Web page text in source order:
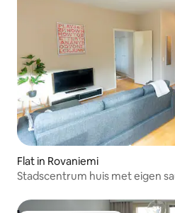
Flat in Rovaniemi
Stadscentrum huis met eigen